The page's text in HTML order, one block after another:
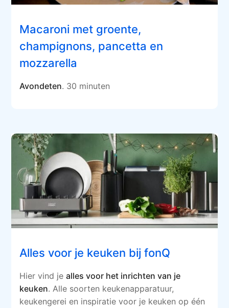
Macaroni met groente,
champignons, pancetta en
mozzarella
Avondeten. 30 minuten
Alles voor je keuken bij fonQ
Hier vind jealles voor het inrichten van je
keuken. Alle soorten keukenapparatuur,
keukengerei en inspiratie voor je keuken op één